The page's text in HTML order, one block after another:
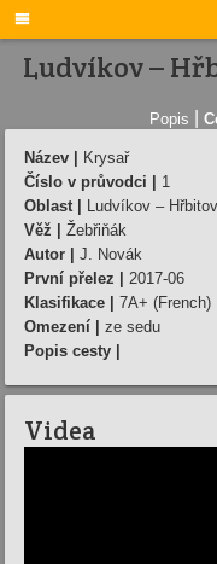

Ludvíkov –
Popis
Název |
Krysař
Číslo v průvodci |
1
Oblast |
Ludvíkov – Hřbitov
Věž |
Žebřiňák
Autor |
J. Novák
První přelez |
2017-06
Klasifikace |
7A+ (French)
Omezení |
ze sedu
Popis cesty |
Videa